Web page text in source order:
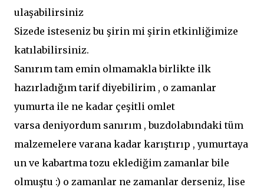
ulaşabilirsiniz
Sizede isteseniz bu şirin mi şirin etkinliğimize
katılabilirsiniz.
Sanırım tam emin olmamakla birlikte ilk
hazırladığım tarif diyebilirim , o zamanlar
yumurta ile ne kadar çeşitli omlet
varsa deniyordum sanırım , buzdolabındaki tüm
malzemelere varana kadar karıştırıp , yumurtaya
un ve kabartma tozu eklediğim zamanlar bile
olmuştu :) o zamanlar ne zamanlar derseniz, lise